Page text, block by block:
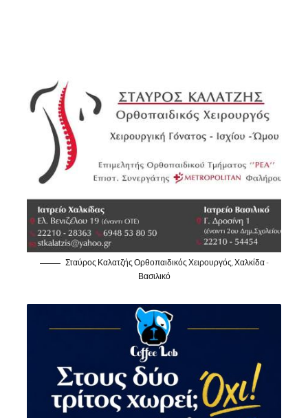
Σταύρος Καλατζής Ορθοπαιδικός Χειρουργός, Χαλκίδα -
Βασιλικό